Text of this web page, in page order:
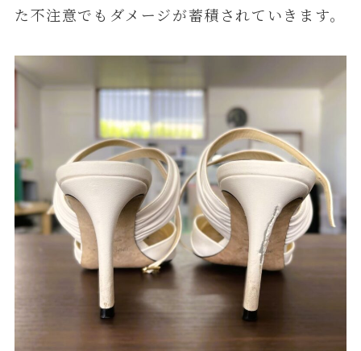
た不注意でもダメージが蓄積されていきます。